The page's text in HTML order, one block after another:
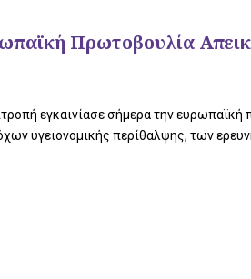
Πρωτοβουλία
εγκαινίασε σήμερα την ευρωπαϊκή
υγειονομικής περίθαλψης, των